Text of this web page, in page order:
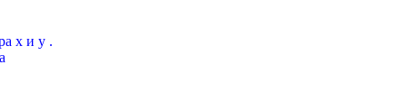
x и y .